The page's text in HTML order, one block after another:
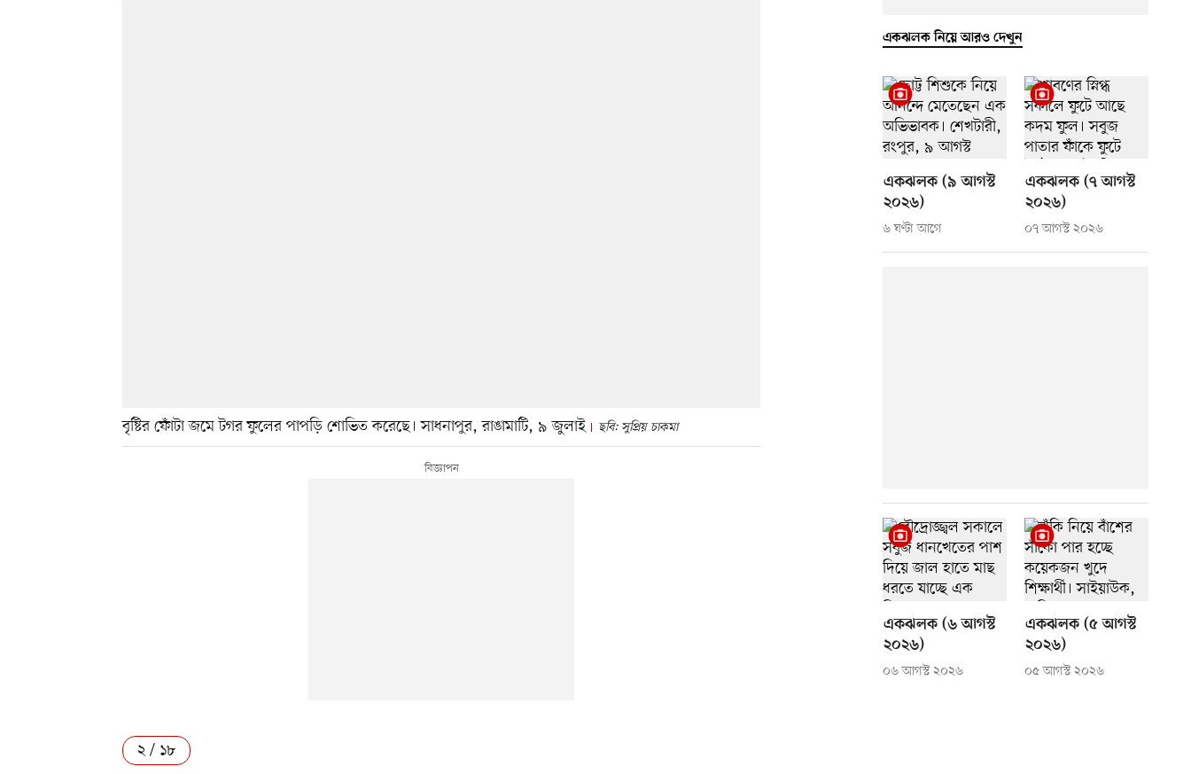
বৃষ্টির ফোঁটা জমে টগর ফুলের পাপড়ি শোভিত করেছে। সাধনাপুর, রাঙামাটি, ৯ জুলাই ছবি: সুপ্রিয় চাকমা
২ / ১৮
একঝলক নিয়ে আরও দেখুন
একঝলক (৯ আগস্ট
২০২৬)
৬ ঘণ্টা আগে
একঝলক (৭ আগস্ট
২০২৬)
০৭ আগস্ট ২০২৬
একঝলক (৬ আগস্ট
২০২৬)
০৬ আগস্ট ২০২৬
একঝলক (৫ আগস্ট
২০২৬)
০৫ আগস্ট ২০২৬